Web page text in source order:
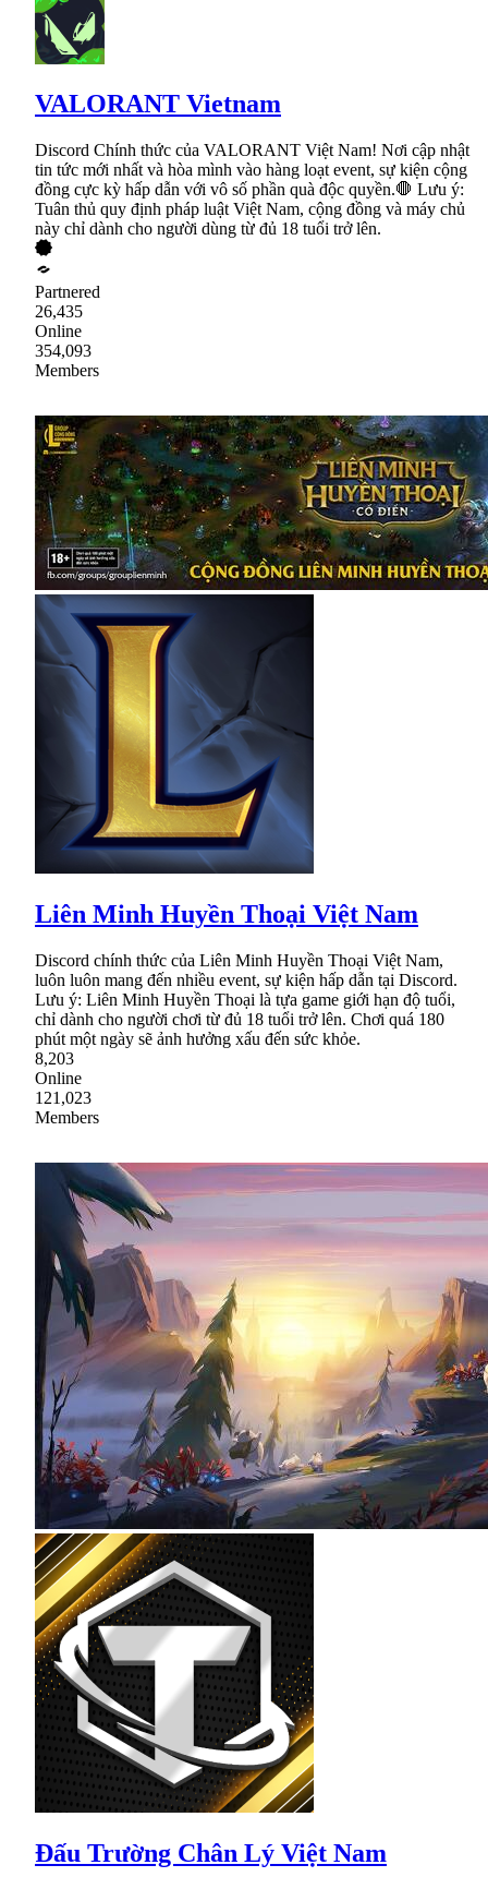
VALORANT Vietnam
Discord Chính thức của VALORANT Việt Nam! Nơi cập nhật
tin tức mới nhất và hòa mình vào hàng loạt event, sự kiện cộng
đồng cực kỳ hấp dẫn với vô số phần quà độc quyền.🛑 Lưu ý:
Tuân thủ quy định pháp luật Việt Nam, cộng đồng và máy chủ
này chỉ dành cho người dùng từ đủ 18 tuổi trở lên.
Partnered
26,435
Online
354,093
Members
Liên Minh Huyền Thoại Việt Nam
Discord chính thức của Liên Minh Huyền Thoại Việt Nam,
luôn luôn mang đến nhiều event, sự kiện hấp dẫn tại Discord.
Lưu ý: Liên Minh Huyền Thoại là tựa game giới hạn độ tuổi,
chỉ dành cho người chơi từ đủ 18 tuổi trở lên. Chơi quá 180
phút một ngày sẽ ảnh hưởng xấu đến sức khỏe.
8,203
Online
121,023
Members
Đấu Trường Chân Lý Việt Nam